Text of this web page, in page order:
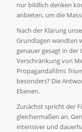
nur bildlich denken
anbieten, um die
Nach der Klärung
Grundlagen wandten
genauer gesagt in
Verschränkung von
Propagandafilms
besonders? Die
Ebenen.
Zunächst spricht der
gleichermaßen an.
intensiver und